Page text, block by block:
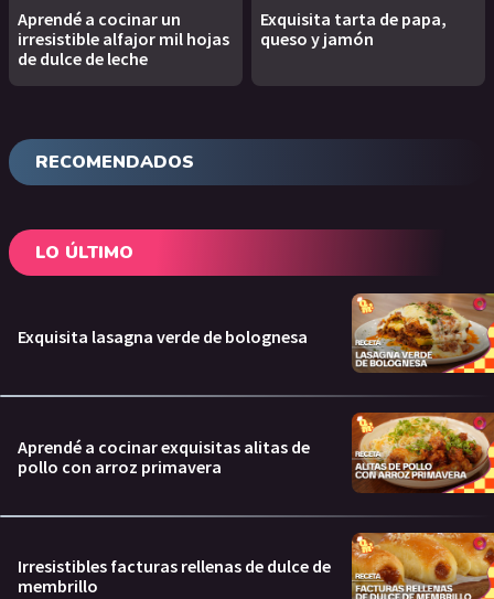
Aprendé a cocinar un
irresistible alfajor mil hojas
de dulce de leche
Exquisita tarta de papa,
queso y jamón
RECOMENDADOS
LO ÚLTIMO
Exquisita lasagna verde de bolognesa
Aprendé a cocinar exquisitas alitas de
pollo con arroz primavera
Irresistibles facturas rellenas de dulce de
membrillo